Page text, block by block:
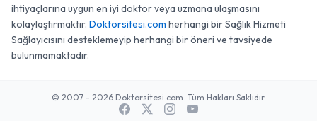
ihtiyaçlarına uygun en iyi doktor veya uzmana ulaşmasını
kolaylaştırmaktır. Doktorsitesi.com herhangi bir Sağlık Hizmeti
Sağlayıcısını desteklemeyip herhangi bir öneri ve tavsiyede
bulunmamaktadır.
© 2007 - 2026 Doktorsitesi.com. Tüm Hakları Saklıdır.